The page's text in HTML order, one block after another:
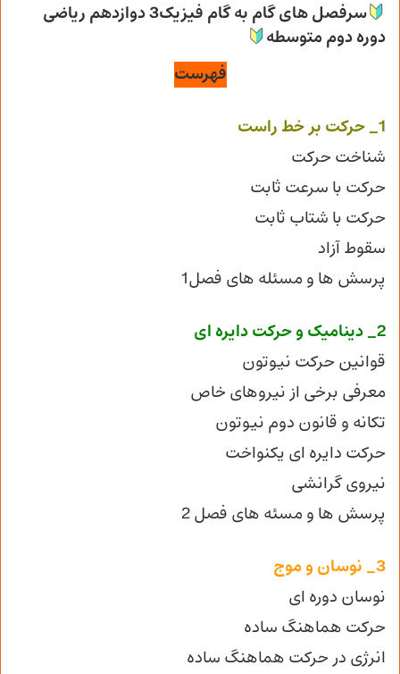
سرفصل های گام به گام فیزیک3 دوازدهم ریاضی
دوره دوم متوسطه
فهرست
1_ حرکت بر خط راست
شناخت حرکت
حرکت با سرعت ثابت
حرکت با شتاب ثابت
سقوط آزاد
پرسش ها و مسئله های فصل1
2_ دینامیک و حرکت دایره ای
قوانین حرکت نیوتون
معرفی برخی از نیروهای خاص
تکانه و قانون دوم نیوتون
حرکت دایره ای یکنواخت
نیروی گرانشی
پرسش ها و مسئه های فصل 2
3_ نوسان و موج
نوسان دوره ای
حرکت هماهنگ ساده
انرژی در حرکت هماهنگ ساده